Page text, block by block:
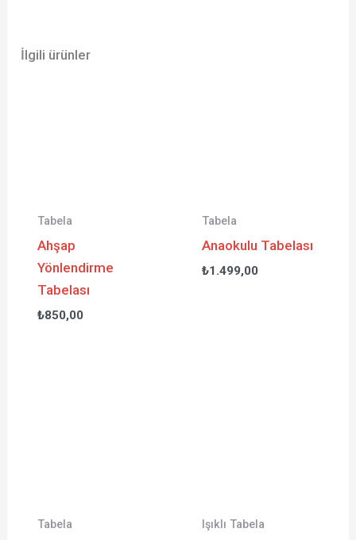
İlgili ürünler
Tabela
Ahşap
Yönlendirme
Tabelası
₺850,00
Tabela
Anaokulu Tabelası
₺1.499,00
Tabela Işıklı Tabela